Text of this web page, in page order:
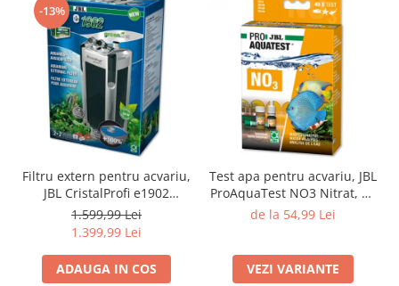
Toaletare cai
Casti echitatie
Accesorii cai
-13%
Filtru extern pentru acvariu,
JBL CristalProfi e1902
greenline, 200 - 800 L
1.599,99 Lei
1.399,99 Lei
ADAUGA IN COS
Test apa pentru acvariu, JBL
ProAquaTest NO3 Nitrat, 40
Teste
de la 54,99 Lei
VEZI VARIANTE